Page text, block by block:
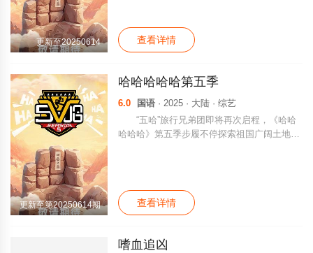
更新至20250614 查看详情
更新至第20250614期
哈哈哈哈哈第五季
6.0 国语 · 2025 · 大陆 · 综艺
“五哈”旅行兄弟团即将再次启程，《哈哈
哈哈哈》第五季步履不停探索祖国广阔土地，
查看详情
嗜血追凶